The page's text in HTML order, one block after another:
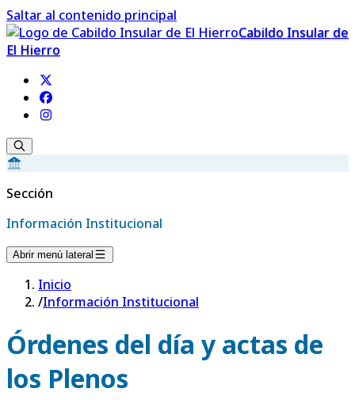
Saltar al contenido principal
Cabildo Insular de
El Hierro
Sección
Información Institucional
Abrir menú lateral
Inicio
/Información Institucional
Órdenes del día y actas de
los Plenos